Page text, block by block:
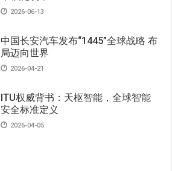
2026-06-13
中国长安汽车发布“1445”全球战略 布
局迈向世界
2026-04-21
ITU权威背书：天枢智能，全球智能
安全标准定义
2026-04-05